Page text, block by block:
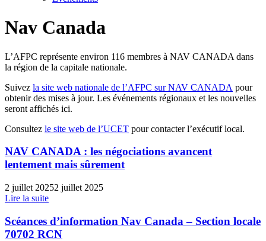
Nav Canada
L’AFPC représente environ 116 membres à NAV CANADA dans
la région de la capitale nationale.
Suivez la site web nationale de l’AFPC sur NAV CANADA pour
obtenir des mises à jour. Les événements régionaux et les nouvelles
seront affichés ici.
Consultez le site web de l’UCET pour contacter l’exécutif local.
NAV CANADA : les négociations avancent
lentement mais sûrement
2 juillet 20252 juillet 2025
Lire la suite
Scéances d’information Nav Canada – Section locale
70702 RCN